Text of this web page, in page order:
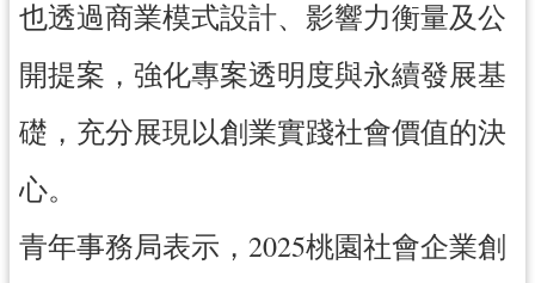
也透過商業模式設計、影響力衡量及公
開提案，強化專案透明度與永續發展基
礎，充分展現以創業實踐社會價值的決
心。
青年事務局表示，2025桃園社會企業創